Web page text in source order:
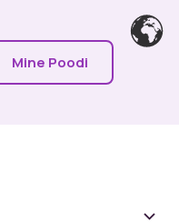
Mine Poodi